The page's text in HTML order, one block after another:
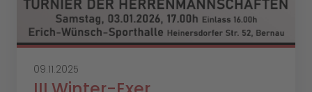
09.11.2025